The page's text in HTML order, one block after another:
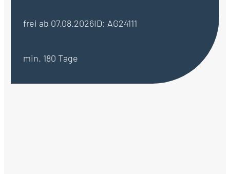
frei ab 07.08.2026ID: AG24111
min. 180 Tage